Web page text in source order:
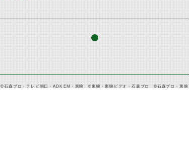
©石森プロ・テレビ朝日・ADK EM・東映 ©東映・東映ビデオ・石森プロ ©石森プロ・東映